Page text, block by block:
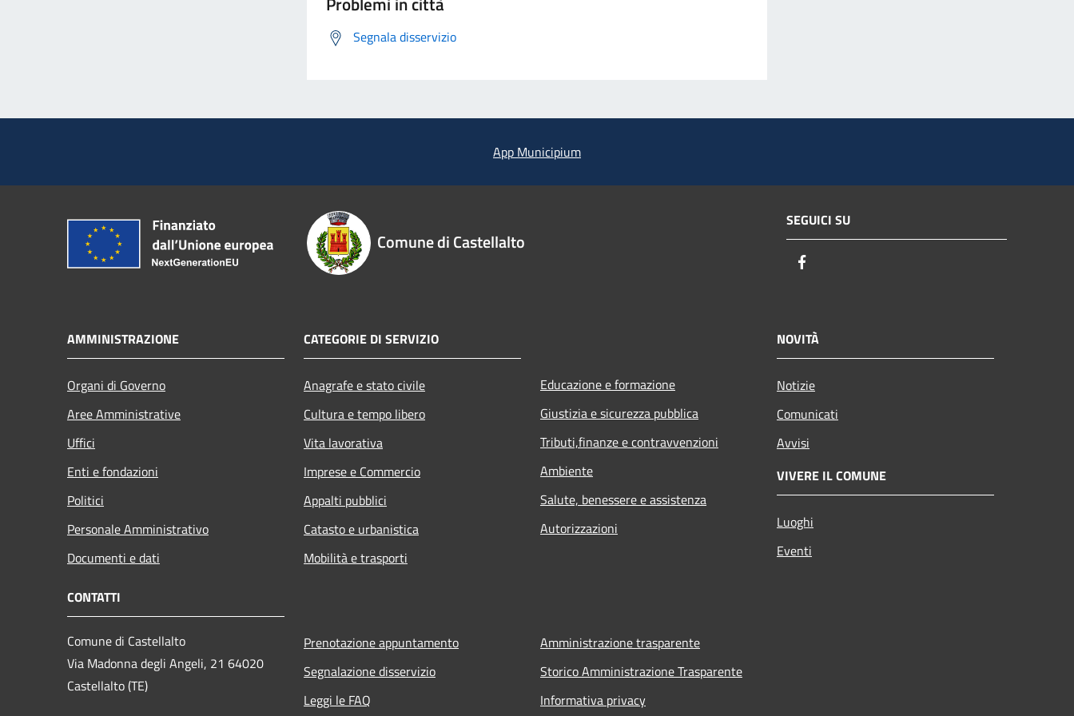
Segnala disservizio
App Municipium
Comune di Castellalto
SEGUICI SU
AMMINISTRAZIONE
Organi di Governo
Aree Amministrative
Uffici
Enti e fondazioni
Politici
Personale Amministrativo
Documenti e dati
CATEGORIE DI SERVIZIO
Anagrafe e stato civile
Cultura e tempo libero
Vita lavorativa
Imprese e Commercio
Appalti pubblici
Catasto e urbanistica
Mobilità e trasporti
Educazione e formazione
Giustizia e sicurezza pubblica
Tributi,finanze e contravvenzioni
Ambiente
Salute, benessere e assistenza
Autorizzazioni
NOVITÀ
Notizie
Comunicati
Avvisi
VIVERE IL COMUNE
Luoghi
Eventi
CONTATTI
Comune di Castellalto
Via Madonna degli Angeli, 21 64020
Castellalto (TE)
Prenotazione appuntamento
Segnalazione disservizio
Leggi le FAQ
Amministrazione trasparente
Storico Amministrazione Trasparente
Informativa privacy